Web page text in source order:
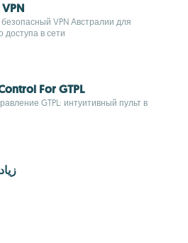
VPN Австралии для
доступа в сети
For GTPL
GTPL: интуитивный пульт в